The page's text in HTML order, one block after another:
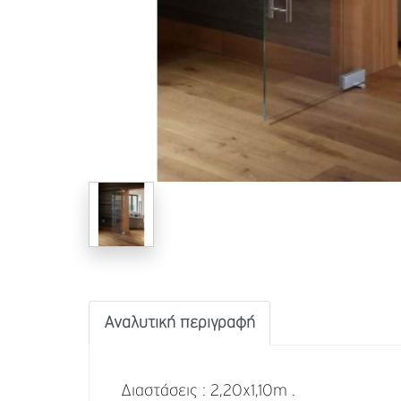
Αναλυτική περιγραφή
Διαστάσεις : 2,20x1,10m .